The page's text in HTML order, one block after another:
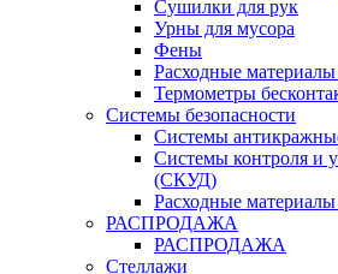
Сушилки для рук
Урны для мусора
Фены
Расходные
Термометры
Системы безопасности
Системы
Системы контроля и
(СКУД)
Расходные
РАСПРОДАЖА
РАСПРОДАЖА
Стеллажи